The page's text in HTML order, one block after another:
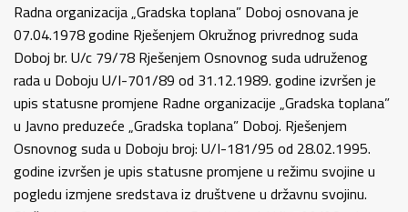
Radna organizacija „Gradska toplana” Doboj osnovana je
07.04.1978 godine Rješenjem Okružnog privrednog suda
Doboj br. U/c 79/78 Rješenjem Osnovnog suda udruženog
rada u Doboju U/I-701/89 od 31.12.1989. godine izvršen je
upis statusne promjene Radne organizacije „Gradska toplana”
u Javno preduzeće „Gradska toplana” Doboj. Rješenjem
Osnovnog suda u Doboju broj: U/I-181/95 od 28.02.1995.
godine izvršen je upis statusne promjene u režimu svojine u
pogledu izmjene sredstava iz društvene u državnu svojinu.